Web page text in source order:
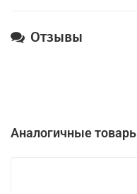
Отзывы
Аналогичные